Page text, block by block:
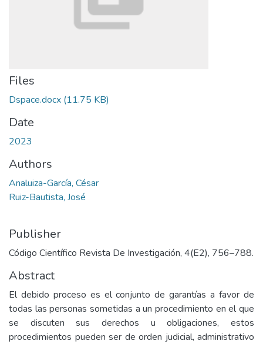
Files
Dspace.docx (11.75 KB)
Date
2023
Authors
Analuiza-García, César
Ruiz-Bautista, José
Publisher
Código Científico Revista De Investigación, 4(E2), 756–788.
Abstract
El debido proceso es el conjunto de garantías a favor de
todas las personas sometidas a un procedimiento en el que
se discuten sus derechos u obligaciones, estos
procedimientos pueden ser de orden judicial, administrativo